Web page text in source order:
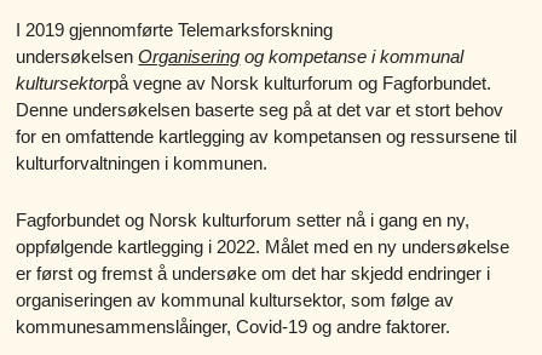
I 2019 gjennomførte Telemarksforskning
undersøkelsenOrganisering og kompetanse i kommunal
kultursektorpå vegne av Norsk kulturforum og Fagforbundet.
Denne undersøkelsen baserte seg på at det var et stort behov
for en omfattende kartlegging av kompetansen og ressursene til
kulturforvaltningen i kommunen.
Fagforbundet og Norsk kulturforum setter nå i gang en ny,
oppfølgende kartlegging i 2022. Målet med en ny undersøkelse
er først og fremst å undersøke om det har skjedd endringer i
organiseringen av kommunal kultursektor, som følge av
kommunesammenslåinger, Covid-19 og andre faktorer.